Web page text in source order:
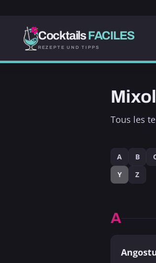
CocktailsFACILES
REZEPTE UND TIPPS
Tous les
A B
Y
Z
A